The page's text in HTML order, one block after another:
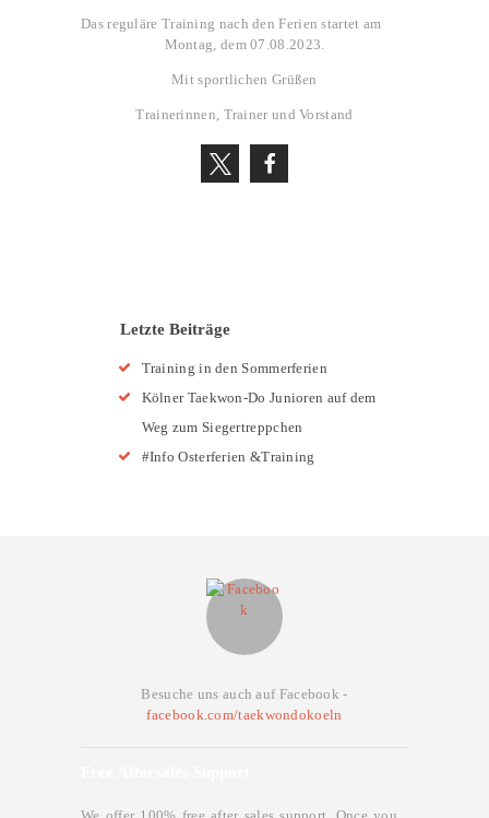
Das reguläre Training nach den Ferien startet am
Montag, dem 07.08.2023.
Mit sportlichen Grüßen
Trainerinnen, Trainer und Vorstand
Letzte Beiträge
Training in den Sommerferien
Kölner Taekwon-Do Junioren auf dem
Weg zum Siegertreppchen
#Info Osterferien &Training
Besuche uns auch auf Facebook -
facebook.com/taekwondokoeln